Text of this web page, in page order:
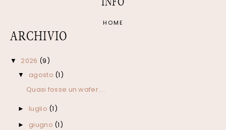
HOME
ARCHIVIO
▼ 2026 (9)
▼ agosto (1)
Quasi fosse un wafer....
► luglio (1)
► giugno (1)